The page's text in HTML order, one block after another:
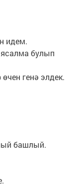
идем.
булып
генә элдек.
башлый.